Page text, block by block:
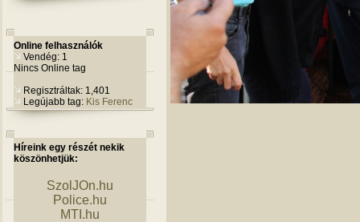
Online felhasználók
Vendég: 1
Nincs Online tag
Regisztráltak: 1,401
Legújabb tag: Kis Ferenc
Híreink egy részét nekik
köszönhetjük:
SzolJOn.hu
Police.hu
MTI.hu